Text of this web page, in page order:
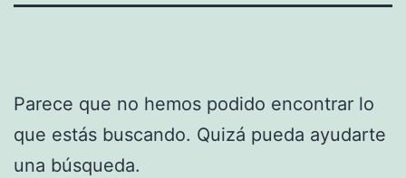
Parece que no hemos podido encontrar lo
que estás buscando. Quizá pueda ayudarte
una búsqueda.